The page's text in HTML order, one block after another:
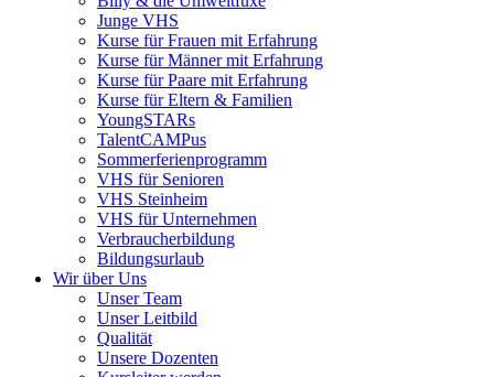
Junge VHS
Kurse für Frauen mit Erfahrung
Kurse für Männer mit Erfahrung
Kurse für Paare mit Erfahrung
Kurse für Eltern & Familien
YoungSTARs
TalentCAMPus
Sommerferienprogramm
VHS für Senioren
VHS Steinheim
VHS für Unternehmen
Verbraucherbildung
Bildungsurlaub
Wir über Uns
Unser Team
Unser Leitbild
Qualität
Unsere Dozenten